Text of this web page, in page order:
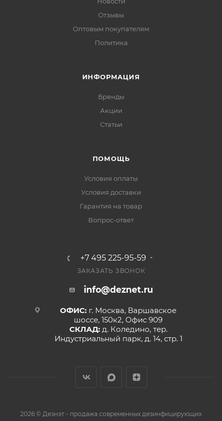
Отзывы
Оптовым покупателям
Политика
ИНФОРМАЦИЯ
Бренды
Акции
Статьи
ПОМОЩЬ
Условия оплаты
Условия доставки
Гарантия на товар
Вопрос-ответ
+7 495 225-95-59
ЗАКАЗАТЬ ЗВОНОК
info@deznet.ru
ОФИС: г. Москва, Варшавское
шоссе, 150к2, Офис 909
СКЛАД: д. Коледино, тер.
Индустриальный парк, д. 14, стр. 1
2026 © Дезнэт - продажа современных дезинфицирующих